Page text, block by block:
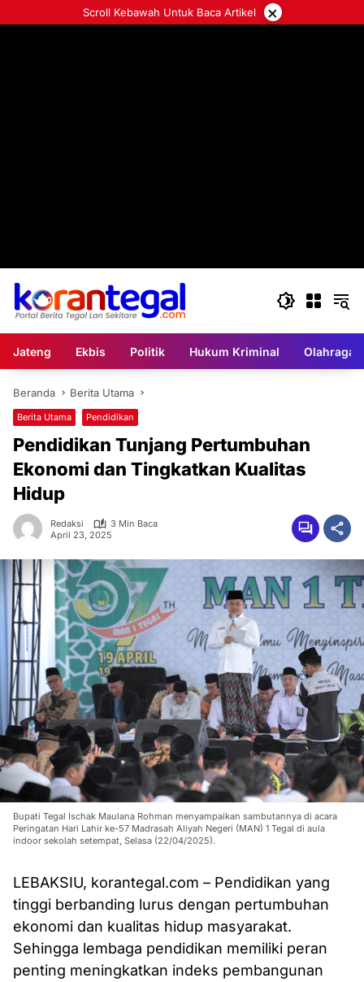
ke
Scroll Kebawah Untuk Baca Artikel ×
Jateng Ekbis Politik Hukum Kriminal Olahraga
Beranda Berita Utama
Berita Utama Pendidikan
Pendidikan Tunjang Pertumbuhan
Ekonomi dan Tingkatkan Kualitas
Hidup
Redaksi
3 Min Baca
April 23, 2025
Bupati Tegal Ischak Maulana Rohman menyampaikan sambutannya di acara
Peringatan Hari Lahir ke-57 Madrasah Aliyah Negeri (MAN) 1 Tegal di aula
indoor sekolah setempat, Selasa (22/04/2025).
LEBAKSIU, korantegal.com – Pendidikan yang
tinggi berbanding lurus dengan pertumbuhan
ekonomi dan kualitas hidup masyarakat.
Sehingga lembaga pendidikan memiliki peran
penting meningkatkan indeks pembangunan